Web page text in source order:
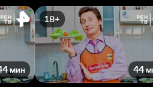
мин
18+
44